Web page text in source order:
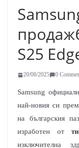
S25
20/08/2025 0
Samsung
най-новия си
на българския
изработен от
изключителна